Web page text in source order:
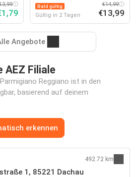
Bald gültig
Gültig in 2 Tagen
€14,99
€13,99
Angebote
AEZ Filiale
Reggiano ist in den
basierend auf deinem
erkennen
1, 85221 Dachau
492.72 km